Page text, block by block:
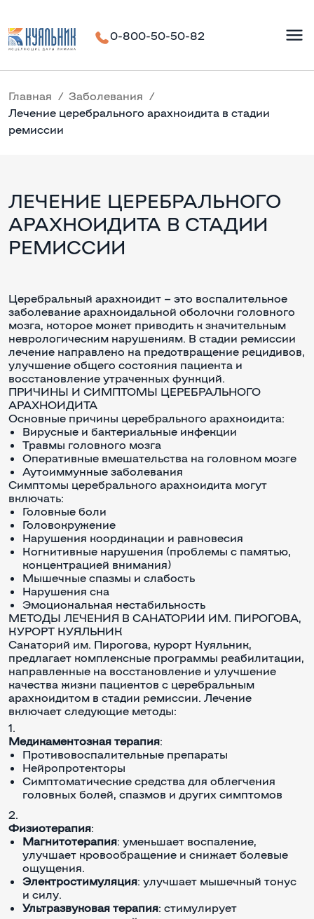
0-800-50-50-82
Главная
Заболевания
Лечение церебрального арахноидита в стадии
ремиссии
ЛЕЧЕНИЕ ЦЕРЕБРАЛЬНОГО
АРАХНОИДИТА В СТАДИИ
РЕМИССИИ
Церебральный арахноидит – это воспалительное
заболевание арахноидальной оболочки головного
мозга, которое может приводить к значительным
неврологическим нарушениям. В стадии ремиссии
лечение направлено на предотвращение рецидивов,
улучшение общего состояния пациента и
восстановление утраченных функций.
ПРИЧИНЫ И СИМПТОМЫ ЦЕРЕБРАЛЬНОГО
АРАХНОИДИТА
Основные причины церебрального арахноидита:
Вирусные и бактериальные инфекции
Травмы головного мозга
Оперативные вмешательства на головном мозге
Аутоиммунные заболевания
Симптомы церебрального арахноидита могут
включать:
Головные боли
Головокружение
Нарушения координации и равновесия
Когнитивные нарушения (проблемы с памятью,
концентрацией внимания)
Мышечные спазмы и слабость
Нарушения сна
Эмоциональная нестабильность
МЕТОДЫ ЛЕЧЕНИЯ В САНАТОРИИ ИМ. ПИРОГОВА,
КУРОРТ КУЯЛЬНИК
Санаторий им. Пирогова, курорт Куяльник,
предлагает комплексные программы реабилитации,
направленные на восстановление и улучшение
качества жизни пациентов с церебральным
арахноидитом в стадии ремиссии. Лечение
включает следующие методы:
Медикаментозная терапия:
Противовоспалительные препараты
Нейропротекторы
Симптоматические средства для облегчения
головных болей, спазмов и других симптомов
Физиотерапия:
Магнитотерапия: уменьшает воспаление,
улучшает кровообращение и снижает болевые
ощущения.
Электростимуляция: улучшает мышечный тонус
и силу.
Ультразвуковая терапия: стимулирует